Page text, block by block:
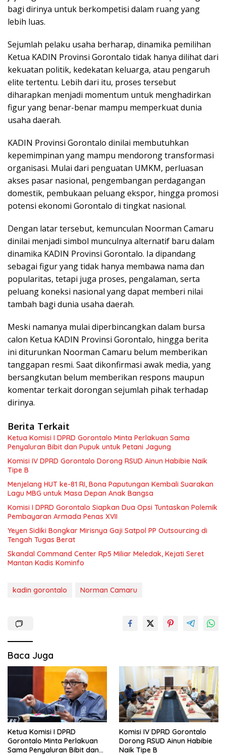
bagi dirinya untuk berkompetisi dalam ruang yang
lebih luas.
Sejumlah pelaku usaha berharap, dinamika pemilihan
Ketua KADIN Provinsi Gorontalo tidak hanya dilihat dari
kekuatan politik, kedekatan keluarga, atau pengaruh
elite tertentu. Lebih dari itu, proses tersebut
diharapkan menjadi momentum untuk menghadirkan
figur yang benar-benar mampu memperkuat dunia
usaha daerah.
KADIN Provinsi Gorontalo dinilai membutuhkan
kepemimpinan yang mampu mendorong transformasi
organisasi. Mulai dari penguatan UMKM, perluasan
akses pasar nasional, pengembangan perdagangan
domestik, pembukaan peluang ekspor, hingga promosi
potensi ekonomi Gorontalo di tingkat nasional.
Dengan latar tersebut, kemunculan Noorman Camaru
dinilai menjadi simbol munculnya alternatif baru dalam
dinamika KADIN Provinsi Gorontalo. Ia dipandang
sebagai figur yang tidak hanya membawa nama dan
popularitas, tetapi juga proses, pengalaman, serta
peluang koneksi nasional yang dapat memberi nilai
tambah bagi dunia usaha daerah.
Meski namanya mulai diperbincangkan dalam bursa
calon Ketua KADIN Provinsi Gorontalo, hingga berita
ini diturunkan Noorman Camaru belum memberikan
tanggapan resmi. Saat dikonfirmasi awak media, yang
bersangkutan belum memberikan respons maupun
komentar terkait dorongan sejumlah pihak terhadap
dirinya.
Berita Terkait
Ketua Komisi I DPRD Gorontalo Minta Perlakuan Sama
Penyaluran Bibit dan Pupuk untuk Petani Jagung
Komisi IV DPRD Gorontalo Dorong RSUD Ainun Habibie Naik
Tipe B
Menjelang HUT ke-81 RI, Bona Paputungan Kembali Suarakan
Lagu MBG untuk Masa Depan Anak Bangsa
Komisi I DPRD Gorontalo Siapkan Dua Opsi Tuntaskan Polemik
Pembayaran Armada Penas XVII
Yeyen Sidiki Bongkar Mirisnya Gaji Satpol PP Outsourcing di
Tengah Tugas Berat
Skandal Command Center Rp5 Miliar Meledak, Kejati Seret
Mantan Kadis Kominfo
kadin gorontalo Norman Camaru
Baca Juga
Ketua Komisi I DPRD
Gorontalo Minta Perlakuan
Sama Penyaluran Bibit dan
Komisi IV DPRD Gorontalo
Dorong RSUD Ainun Habibie
Naik Tipe B